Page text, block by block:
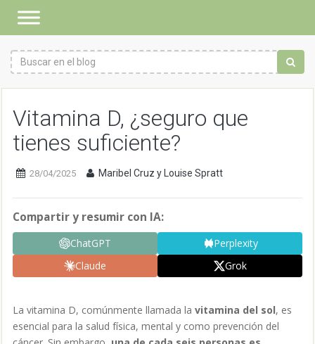
Vitamina D, ¿seguro que
tienes suficiente?
28/04/2025 Maribel Cruz y Louise Spratt
Compartir y resumir con IA:
ChatGPT
Perplexity
Claude
Grok
La vitamina D, comúnmente llamada la vitamina del sol, es
esencial para la salud física, mental y como prevención del